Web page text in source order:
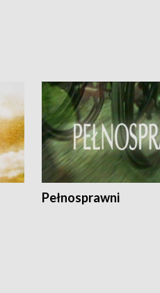
Pełnosprawni